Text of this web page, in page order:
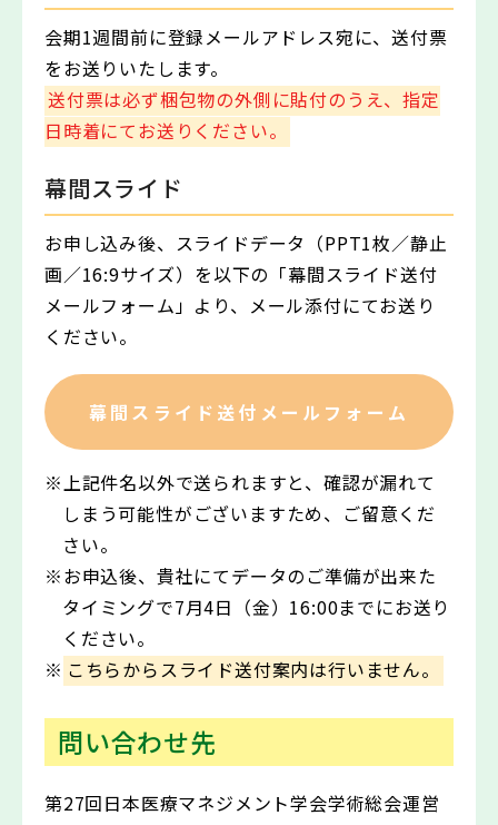
会期1週間前に登録メールアドレス宛に、送付票
をお送りいたします。
送付票は必ず梱包物の外側に貼付のうえ、指定
日時着にてお送りください。
幕間スライド
お申し込み後、スライドデータ（PPT1枚／静止
画／16:9サイズ）を以下の「幕間スライド送付
メールフォーム」より、メール添付にてお送り
ください。
幕間スライド送付メールフォーム
※上記件名以外で送られますと、確認が漏れて
しまう可能性がございますため、ご留意くだ
さい。
※お申込後、貴社にてデータのご準備が出来た
タイミングで7月4日（金）16:00までにお送り
ください。
※ こちらからスライド送付案内は行いません。
問い合わせ先
第27回日本医療マネジメント学会学術総会運営